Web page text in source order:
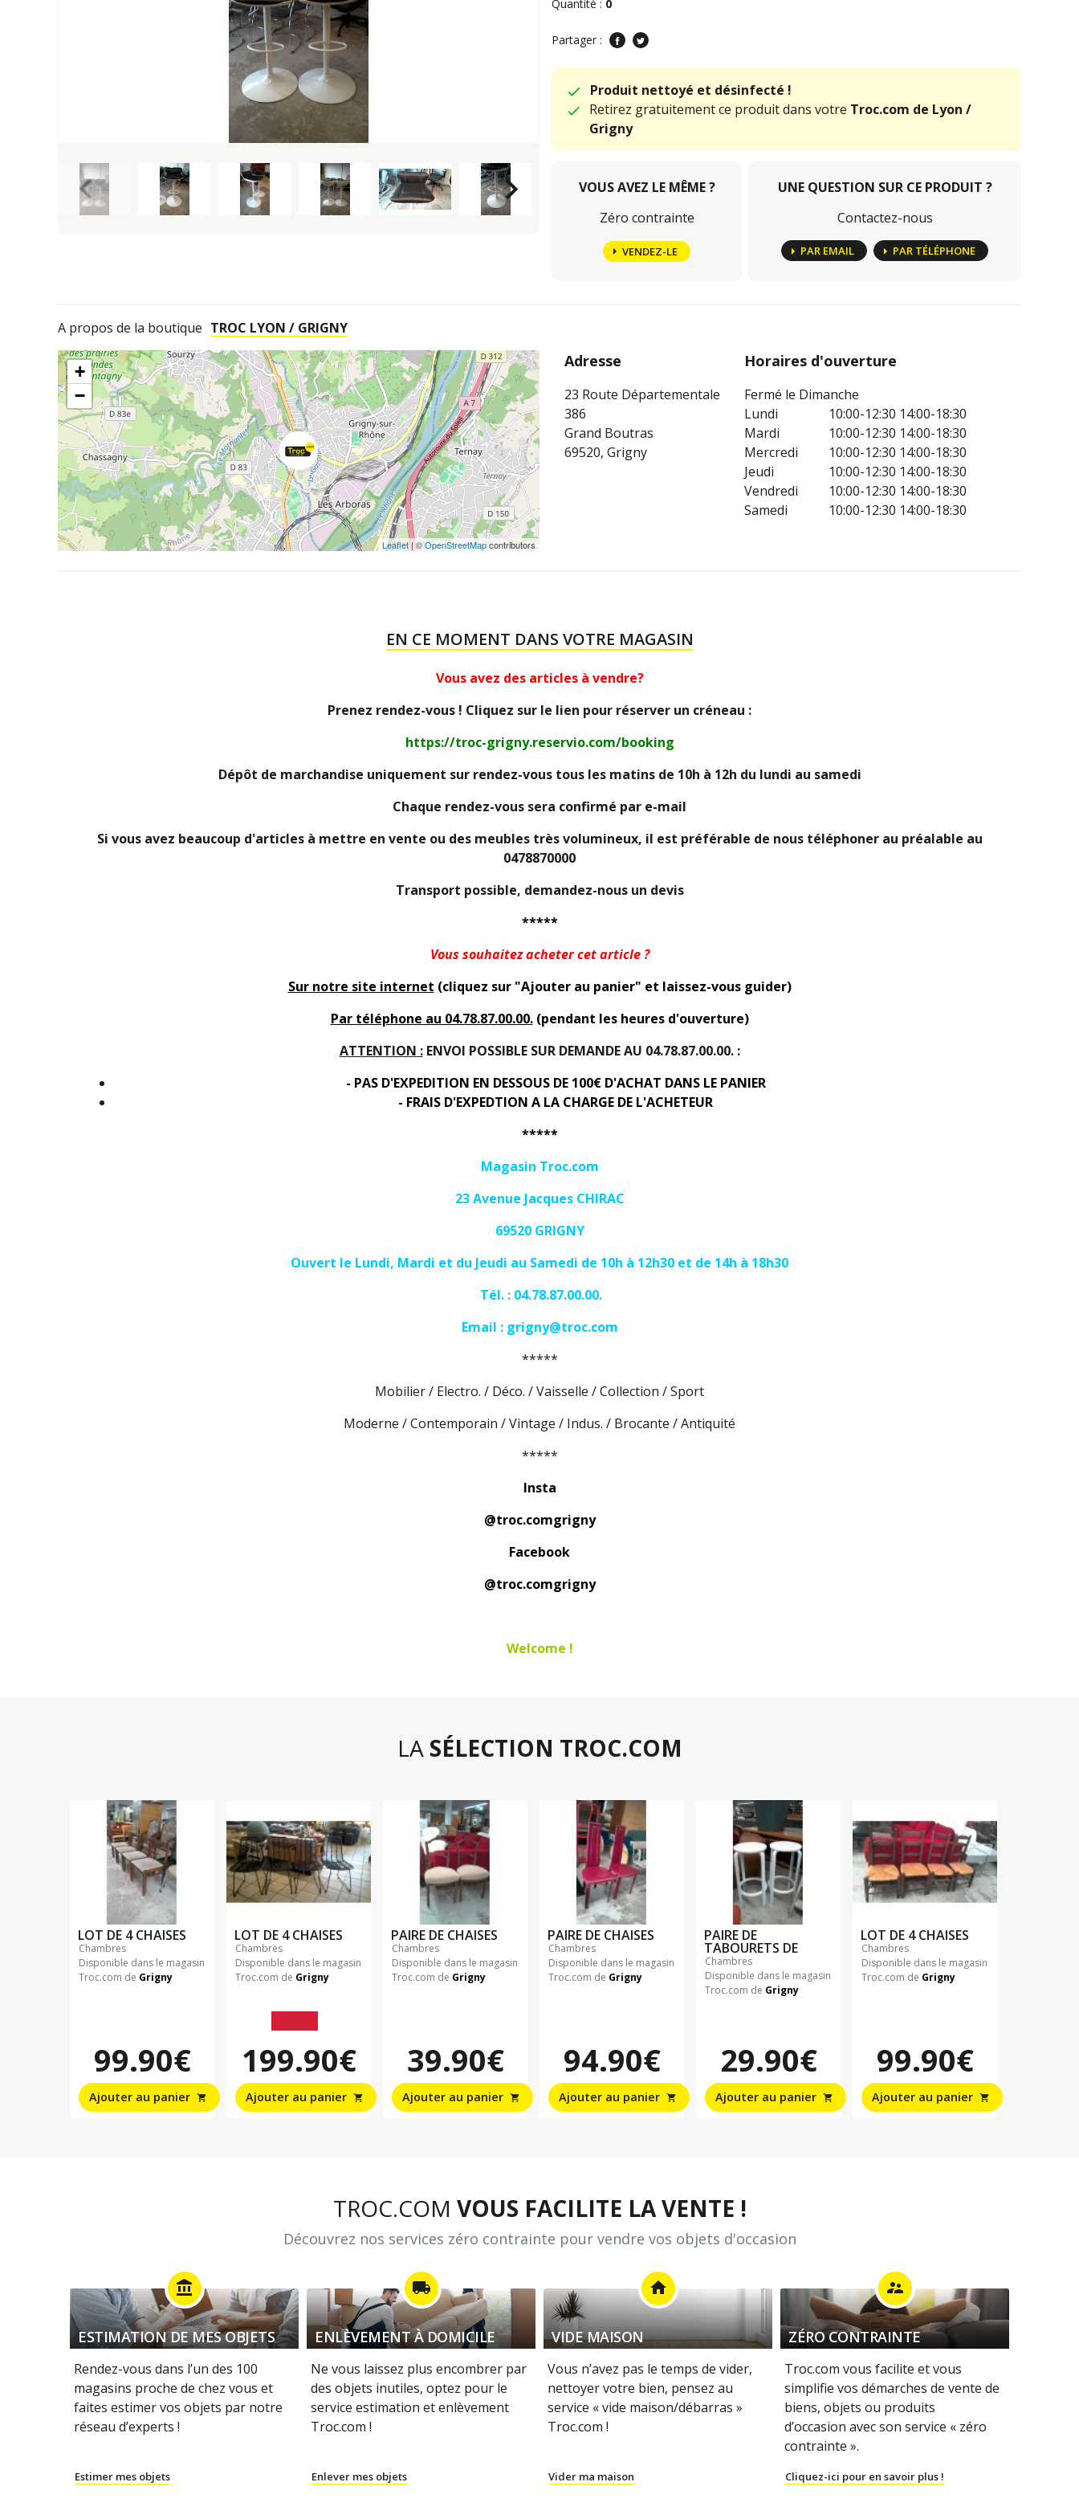
keyboard_arrow_left keyboard_arrow_right
Quantité : 0
Partager :
Produit nettoyé et désinfecté !
Retirez gratuitement ce produit dans votre Troc.com de Lyon /
Grigny
VOUS AVEZ LE MÊME ?
Zéro contrainte
VENDEZ-LE
UNE QUESTION SUR CE PRODUIT ?
Contactez-nous
PAR EMAIL PAR TÉLÉPHONE
A propos de la boutique TROC LYON / GRIGNY
+
−
Leaflet| ©OpenStreetMapcontributors
Adresse
23 Route Départementale
386
Grand Boutras
69520, Grigny
Horaires d'ouverture
Fermé le Dimanche
Lundi
10:00-12:30 14:00-18:30
Mardi
10:00-12:30 14:00-18:30
Mercredi
10:00-12:30 14:00-18:30
Jeudi
10:00-12:30 14:00-18:30
Vendredi
10:00-12:30 14:00-18:30
Samedi
10:00-12:30 14:00-18:30
EN CE MOMENT DANS VOTRE MAGASIN
Vous avez des articles à vendre?
Prenez rendez-vous ! Cliquez sur le lien pour réserver un créneau :
https://troc-grigny.reservio.com/booking
Dépôt de marchandise uniquement sur rendez-vous tous les matins de 10h à 12h du lundi au samedi
Chaque rendez-vous sera confirmé par e-mail
Si vous avez beaucoup d'articles à mettre en vente ou des meubles très volumineux, il est préférable de nous téléphoner au préalable au
0478870000
Transport possible, demandez-nous un devis
*****
Vous souhaitez acheter cet article ?
Sur notre site internet (cliquez sur "Ajouter au panier" et laissez-vous guider)
Par téléphone au 04.78.87.00.00.(pendant les heures d'ouverture)
ATTENTION :ENVOI POSSIBLE SUR DEMANDE AU 04.78.87.00.00. :
- PAS D'EXPEDITION EN DESSOUS DE 100€ D'ACHAT DANS LE PANIER
- FRAIS D'EXPEDTION A LA CHARGE DE L'ACHETEUR
*****
Magasin Troc.com
23 Avenue Jacques CHIRAC
69520 GRIGNY
Ouvert le Lundi, Mardi et du Jeudi au Samedi de 10h à 12h30 et de 14h à 18h30
Tél. : 04.78.87.00.00.
Email : grigny@troc.com
*****
Mobilier / Electro. / Déco. / Vaisselle / Collection / Sport
Moderne / Contemporain / Vintage / Indus. / Brocante / Antiquité
*****
Insta
@troc.comgrigny
Facebook
@troc.comgrigny
Welcome !
LA SÉLECTION TROC.COM
LOT DE 4 CHAISES
chambres
Disponible dans le magasin
Troc.com de Grigny
99.90€
Ajouter au panier shopping_cart
LOT DE 4 CHAISES
chambres
Disponible dans le magasin
Troc.com de Grigny
199.90€
Ajouter au panier shopping_cart
PAIRE DE CHAISES
chambres
Disponible dans le magasin
Troc.com de Grigny
39.90€
Ajouter au panier shopping_cart
PAIRE DE CHAISES
chambres
Disponible dans le magasin
Troc.com de Grigny
94.90€
Ajouter au panier shopping_cart
PAIRE DE
TABOURETS DE
chambres
Disponible dans le magasin
Troc.com de Grigny
29.90€
Ajouter au panier shopping_cart
LOT DE 4 CHAISES
chambres
Disponible dans le magasin
Troc.com de Grigny
99.90€
Ajouter au panier shopping_cart
TROC.COM VOUS FACILITE LA VENTE !
Découvrez nos services zéro contrainte pour vendre vos objets d'occasion
account_balance
ESTIMATION DE MES OBJETS
Rendez-vous dans l’un des 100
magasins proche de chez vous et
faites estimer vos objets par notre
réseau d’experts !
Estimer mes objets
local_shipping
ENLÈVEMENT À DOMICILE
Ne vous laissez plus encombrer par
des objets inutiles, optez pour le
service estimation et enlèvement
Troc.com !
Enlever mes objets
home
VIDE MAISON
Vous n’avez pas le temps de vider,
nettoyer votre bien, pensez au
service « vide maison/débarras »
Troc.com !
Vider ma maison
supervisor_account
ZÉRO CONTRAINTE
Troc.com vous facilite et vous
simplifie vos démarches de vente de
biens, objets ou produits
d’occasion avec son service « zéro
contrainte ».
Cliquez-ici pour en savoir plus !